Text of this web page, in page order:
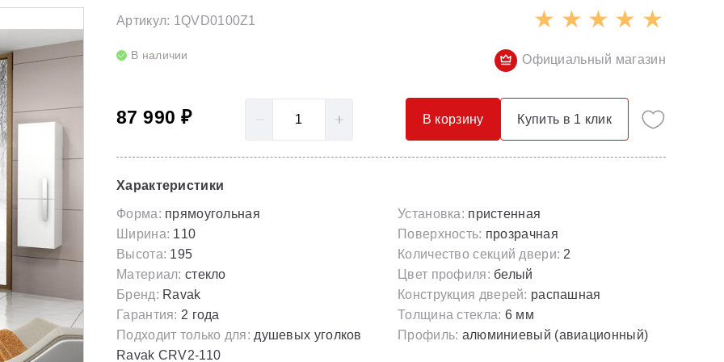
Полотенцесушители
Гидромассаж для ванны
NewDay
Rosa I
Опорные конструкции для ванн
Универсальные декоративные планки
Серия Spring
Скрытые части
Смесители с гигиеническим душем
Смесители скрытого монтажа
Артикул: 1QVD0100Z1
В наличии Официальный магазин
87 990 ₽ В корзину Купить в 1 клик
Характеристики
Форма: прямоугольная
Ширина: 110
Высота: 195
Материал: стекло
Бренд: Ravak
Гарантия: 2 года
Подходит только для:
Ravak CRV2-110
Установка: пристенная
Поверхность: прозрачная
Количество секций двери: 2
Цвет профиля: белый
Конструкция дверей: распашная
Толщина стекла: 6 мм
Профиль: алюминиевый (авиационный)